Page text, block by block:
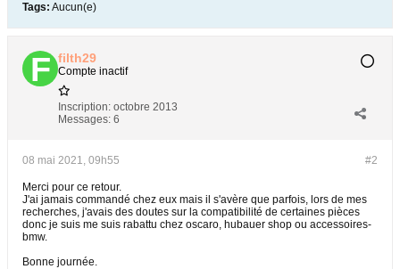
Tags: Aucun(e)
filth29
Compte inactif
Inscription: octobre 2013
Messages: 6
#2
08 mai 2021, 09h55
Merci pour ce retour.
J'ai jamais commandé chez eux mais il s'avère que parfois, lors de mes
recherches, j'avais des doutes sur la compatibilité de certaines pièces
donc je suis me suis rabattu chez oscaro, hubauer shop ou accessoires-
bmw.
Bonne journée.